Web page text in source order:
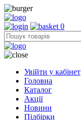
0
Увійти у кабінет
Головна
Каталог
Акції
Новини
Підбірки